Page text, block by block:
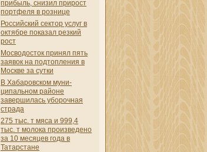
прибыль, сни­зил прирост
портфеля в розни­це
Российский сектор услуг в
октябре показал резкий
рост
Мосводосток принял пять
заявок на подтоплени­я в
Москве за сутки
В Хабаровском муни­
ципальном районе
завершилась уборочная
страда
275 тыс. т мяса и 999,4
тыс. т молока произведено
за 10 месяцев года в
Татарстане